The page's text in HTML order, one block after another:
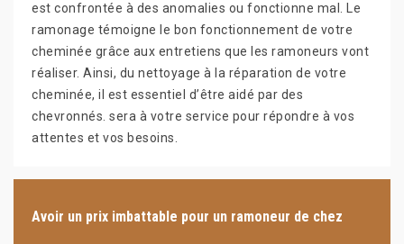
est confrontée à des anomalies ou fonctionne mal. Le
ramonage témoigne le bon fonctionnement de votre
cheminée grâce aux entretiens que les ramoneurs vont
réaliser. Ainsi, du nettoyage à la réparation de votre
cheminée, il est essentiel d’être aidé par des
chevronnés. sera à votre service pour répondre à vos
attentes et vos besoins.
Avoir un prix imbattable pour un ramoneur de chez